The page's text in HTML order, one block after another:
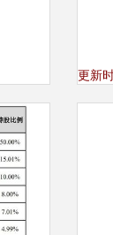
更新